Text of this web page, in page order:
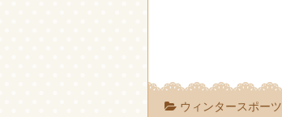
ウィンタースポーツ